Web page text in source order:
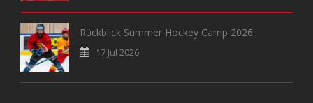
Rückblick Summer Hockey Camp 2026
17 Jul 2026